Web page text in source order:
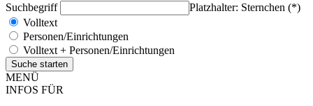
Suchbegriff
Platzhalter: Sternchen (*)
Volltext
Personen/Einrichtungen
Volltext + Personen/Einrichtungen
MENÜ
INFOS FÜR